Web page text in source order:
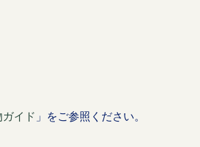
イド 」をご参照ください。